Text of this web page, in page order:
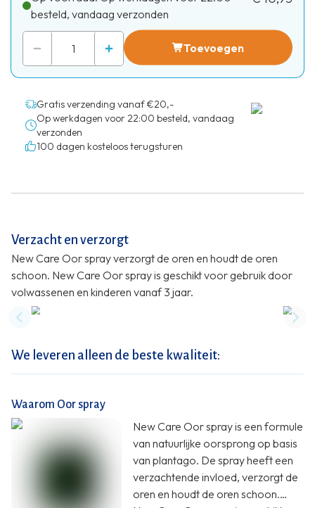
besteld, vandaag verzonden
Toevoegen
Gratis verzending vanaf €20,-
Op werkdagen voor 22:00 besteld, vandaag
verzonden
100 dagen kosteloos terugsturen
Verzacht en verzorgt
New Care Oor spray verzorgt de oren en houdt de oren
schoon. New Care Oor spray is geschikt voor gebruik door
volwassenen en kinderen vanaf 3 jaar.
Previous slide
We leveren alleen de beste kwaliteit:
Waarom Oor spray
New Care Oor spray is een formule
van natuurlijke oorsprong op basis
van plantago. De spray heeft een
verzachtende invloed, verzorgt de
oren en houdt de oren schoon.